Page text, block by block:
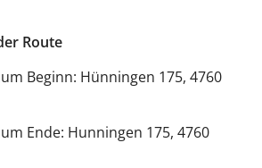
Route
Beginn: Hünningen 175, 4760
Ende: Hunningen 175, 4760